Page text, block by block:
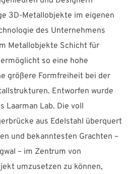
3D-Metallobjekte im eigenen
des Unternehmens
Metallobjekte Schicht für
so eine hohe
größere Formfreiheit bei der
Entworfen wurde
Laarman Lab. Die voll
aus Edelstahl überquert
und bekanntesten Grachten –
– im Zentrum von
umzusetzen zu können,